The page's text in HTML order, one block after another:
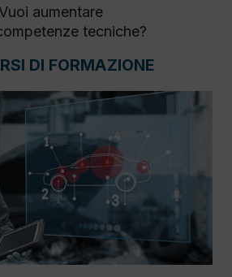
aumentare
tecniche?
DI FORMAZIONE